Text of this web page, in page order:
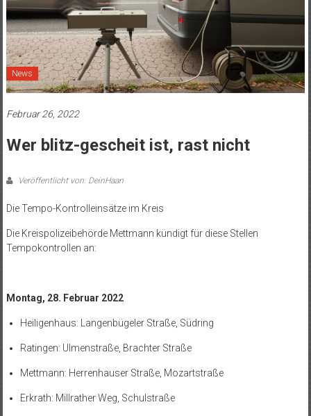
News
Februar 26, 2022
Wer blitz-gescheit ist, rast nicht
Veröffentlicht von: DeinHaan
Die Tempo-Kontrolleinsätze im Kreis
Die Kreispolizeibehörde Mettmann kündigt für diese Stellen
Tempokontrollen an:
Montag, 28. Februar 2022
Heiligenhaus: Langenbügeler Straße, Südring
Ratingen: Ulmenstraße, Brachter Straße
Mettmann: Herrenhauser Straße, Mozartstraße
Erkrath: Millrather Weg, Schulstraße